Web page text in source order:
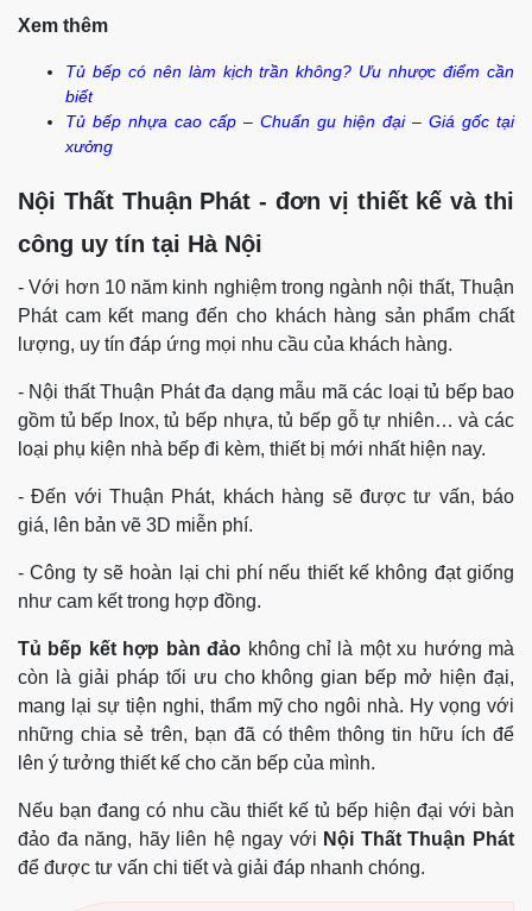
Xem thêm
Tủ bếp có nên làm kịch trần không? Ưu nhược điểm cần
biết
Tủ bếp nhựa cao cấp – Chuẩn gu hiện đại – Giá gốc tại
xưởng
Nội Thất Thuận Phát - đơn vị thiết kế và thi
công uy tín tại Hà Nội
- Với hơn 10 năm kinh nghiệm trong ngành nội thất, Thuận
Phát cam kết mang đến cho khách hàng sản phẩm chất
lượng, uy tín đáp ứng mọi nhu cầu của khách hàng.
- Nội thất Thuận Phát đa dạng mẫu mã các loại tủ bếp bao
gồm tủ bếp Inox, tủ bếp nhựa, tủ bếp gỗ tự nhiên… và các
loại phụ kiện nhà bếp đi kèm, thiết bị mới nhất hiện nay.
- Đến với Thuận Phát, khách hàng sẽ được tư vấn, báo
giá, lên bản vẽ 3D miễn phí.
- Công ty sẽ hoàn lại chi phí nếu thiết kế không đạt giống
như cam kết trong hợp đồng.
Tủ bếp kết hợp bàn đảo không chỉ là một xu hướng mà
còn là giải pháp tối ưu cho không gian bếp mở hiện đại,
mang lại sự tiện nghi, thẩm mỹ cho ngôi nhà. Hy vọng với
những chia sẻ trên, bạn đã có thêm thông tin hữu ích để
lên ý tưởng thiết kế cho căn bếp của mình.
Nếu bạn đang có nhu cầu thiết kế tủ bếp hiện đại với bàn
đảo đa năng, hãy liên hệ ngay với Nội Thất Thuận Phát
để được tư vấn chi tiết và giải đáp nhanh chóng.